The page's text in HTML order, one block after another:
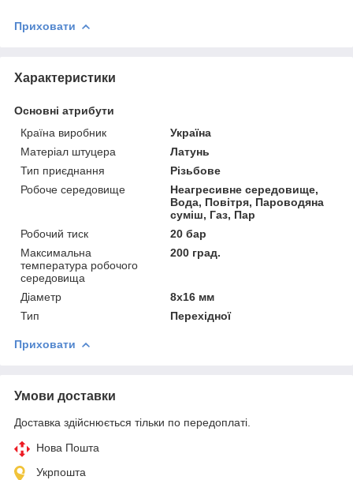
Приховати
Характеристики
Основні атрибути
Країна виробник
Україна
Матеріал штуцера
Латунь
Тип приєднання
Різьбове
Робоче середовище
Неагресивне середовище,
Вода, Повітря, Пароводяна
суміш, Газ, Пар
Робочий тиск
20 бар
Максимальна
температура робочого
середовища
200 град.
Діаметр
8х16 мм
Тип
Перехідної
Приховати
Умови доставки
Доставка здійснюється тільки по передоплаті.
Нова Пошта
Укрпошта